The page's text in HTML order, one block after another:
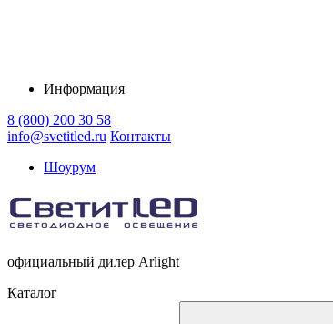
Информация
8 (800) 200 30 58
info@svetitled.ru Контакты
Шоурум
официальный дилер Arlight
Каталог